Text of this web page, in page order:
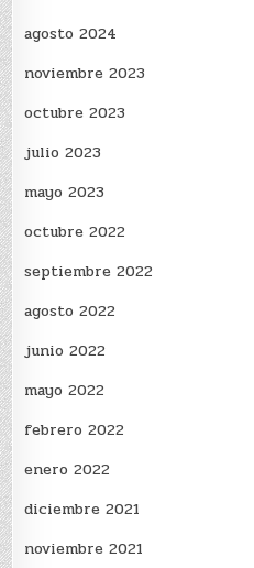
agosto 2024
noviembre 2023
octubre 2023
julio 2023
mayo 2023
octubre 2022
septiembre 2022
agosto 2022
junio 2022
mayo 2022
febrero 2022
enero 2022
diciembre 2021
noviembre 2021